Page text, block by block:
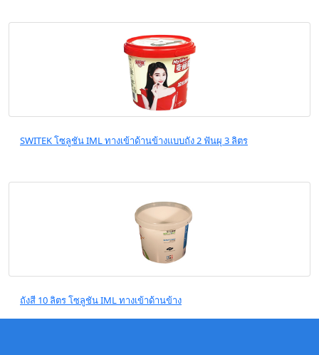
SWITEK โซลูชัน IML ทางเข้าด้านข้างแบบถัง 2 ฟันผุ 3 ลิตร
ถังสี 10 ลิตร โซลูชัน IML ทางเข้าด้านข้าง